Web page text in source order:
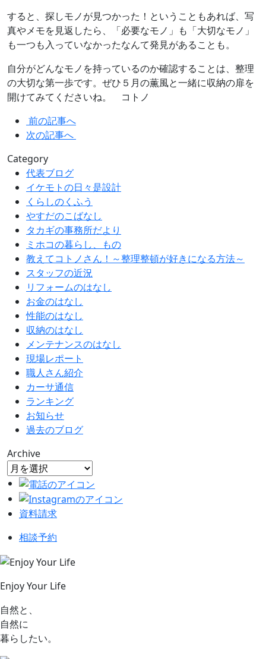
すると、探しモノが見つかった！ということもあれば、写
真やメモを見返したら、「必要なモノ」も「大切なモノ」
も一つも入っていなかったなんて発見があることも。
自分がどんなモノを持っているのか確認することは、整理
の大切な第一歩です。ぜひ５月の薫風と一緒に収納の扉を
開けてみてくださいね。 コトノ
前の記事へ
次の記事へ
Category
代表ブログ
イケモトの日々是設計
くらしのくふう
やすだのこばなし
タカギの事務所だより
ミホコの暮らし、もの
教えてコトノさん！～整理整頓が好きになる方法～
スタッフの近況
リフォームのはなし
お金のはなし
性能のはなし
収納のはなし
メンテナンスのはなし
現場レポート
職人さん紹介
カーサ通信
ランキング
お知らせ
過去のブログ
Archive
資料請求
相談予約
Enjoy Your Life
自然と、
自然に
暮らしたい。